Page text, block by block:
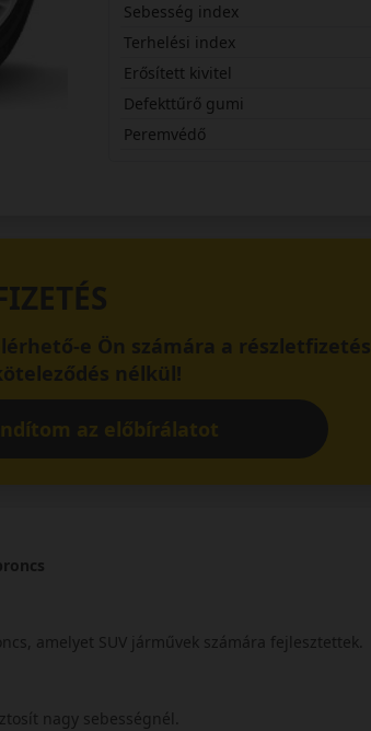
Sebesség index
Terhelési index
Erősített kivitel
Defekttűrő gumi
Peremvédő
e Ön számára a részletfizetés
nélkül!
az előbírálatot
amelyet SUV járművek számára fejlesztettek.
nagy sebességnél.